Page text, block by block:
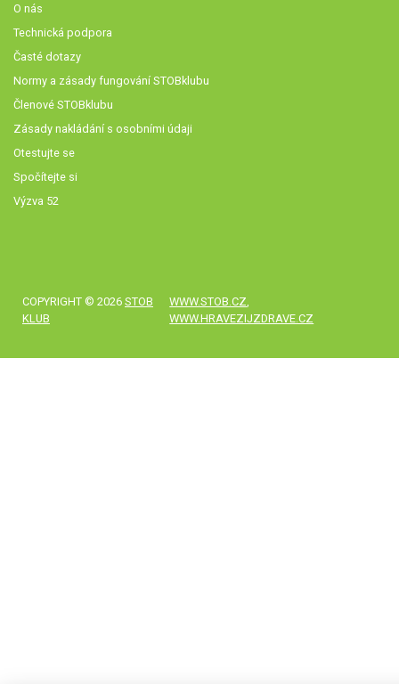
O nás
Technická podpora
Časté dotazy
Normy a zásady fungování STOBklubu
Členové STOBklubu
Zásady nakládání s osobními údaji
Otestujte se
Spočítejte si
Výzva 52
COPYRIGHT © 2026 STOB
KLUB
WWW.STOB.CZ
WWW.HRAVEZIJZDRAVE.CZ